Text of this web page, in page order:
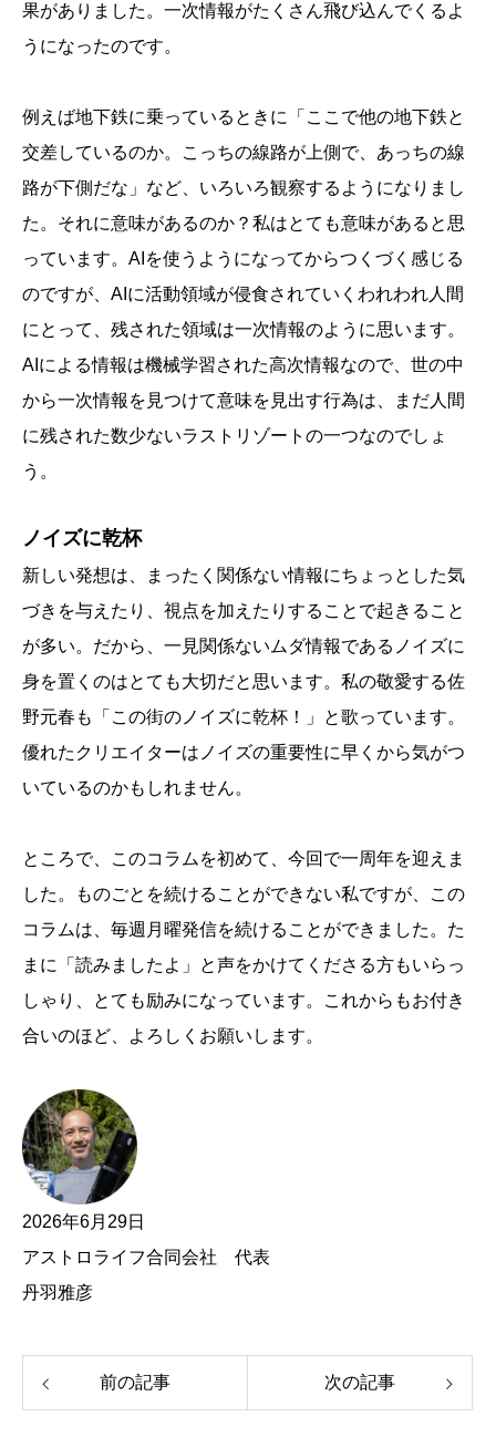
果がありました。一次情報がたくさん飛び込んでくるよ
うになったのです。
例えば地下鉄に乗っているときに「ここで他の地下鉄と
交差しているのか。こっちの線路が上側で、あっちの線
路が下側だな」など、いろいろ観察するようになりまし
た。それに意味があるのか？私はとても意味があると思
っています。AIを使うようになってからつくづく感じる
のですが、AIに活動領域が侵食されていくわれわれ人間
にとって、残された領域は一次情報のように思います。
AIによる情報は機械学習された高次情報なので、世の中
から一次情報を見つけて意味を見出す行為は、まだ人間
に残された数少ないラストリゾートの一つなのでしょ
う。
ノイズに乾杯
新しい発想は、まったく関係ない情報にちょっとした気
づきを与えたり、視点を加えたりすることで起きること
が多い。だから、一見関係ないムダ情報であるノイズに
身を置くのはとても大切だと思います。私の敬愛する佐
野元春も「この街のノイズに乾杯！」と歌っています。
優れたクリエイターはノイズの重要性に早くから気がつ
いているのかもしれません。
ところで、このコラムを初めて、今回で一周年を迎えま
した。ものごとを続けることができない私ですが、この
コラムは、毎週月曜発信を続けることができました。た
まに「読みましたよ」と声をかけてくださる方もいらっ
しゃり、とても励みになっています。これからもお付き
合いのほど、よろしくお願いします。
2026年6月29日
アストロライフ合同会社 代表
丹羽雅彦
前の記事 次の記事